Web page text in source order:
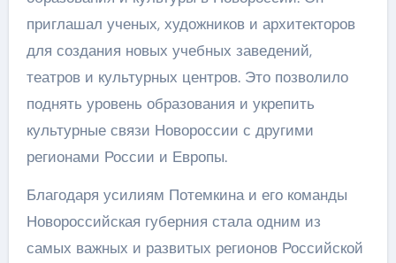
приглашал ученых, художников и архитекторов
для создания новых учебных заведений,
театров и культурных центров. Это позволило
поднять уровень образования и укрепить
культурные связи Новороссии с другими
регионами России и Европы.
Благодаря усилиям Потемкина и его команды
Новороссийская губерния стала одним из
самых важных и развитых регионов Российской